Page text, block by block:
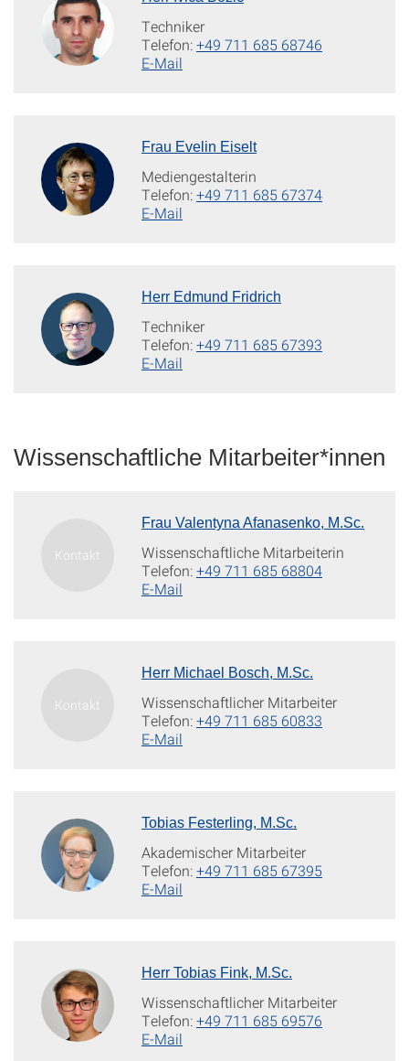
Techniker
Telefon:+49 711 685 68746
E-Mail
Frau Evelin Eiselt
Mediengestalterin
Telefon:+49 711 685 67374
E-Mail
Herr Edmund Fridrich
Techniker
Telefon:+49 711 685 67393
E-Mail
Wissenschaftliche Mitarbeiter*innen
Frau Valentyna Afanasenko, M.Sc.
Wissenschaftliche Mitarbeiterin
Telefon:+49 711 685 68804
E-Mail
Herr Michael Bosch, M.Sc.
Wissenschaftlicher Mitarbeiter
Telefon:+49 711 685 60833
E-Mail
Tobias Festerling, M.Sc.
Akademischer Mitarbeiter
Telefon:+49 711 685 67395
E-Mail
Herr Tobias Fink, M.Sc.
Wissenschaftlicher Mitarbeiter
Telefon:+49 711 685 69576
E-Mail